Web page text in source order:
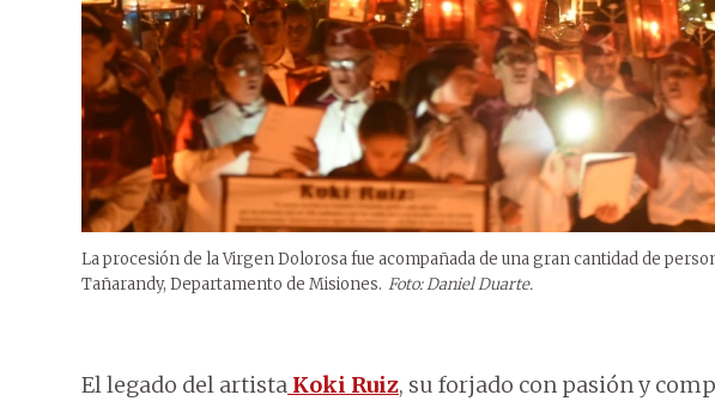
La procesión de la Virgen Dolorosa fue acompañada de una gran cantidad de
Tañarandy, Departamento de Misiones. Foto: Daniel Duarte.
El legado del artista Koki Ruiz, su forjado con pasión y